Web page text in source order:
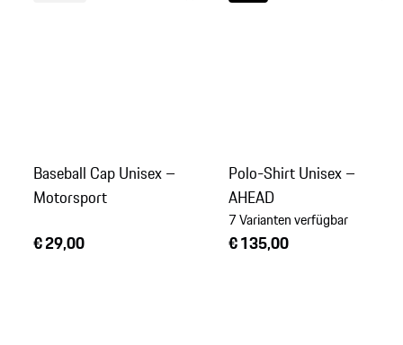
Baseball Cap Unisex –
Motorsport
€ 29,00
Polo-Shirt Unisex –
AHEAD
7 Varianten verfügbar
€ 135,00